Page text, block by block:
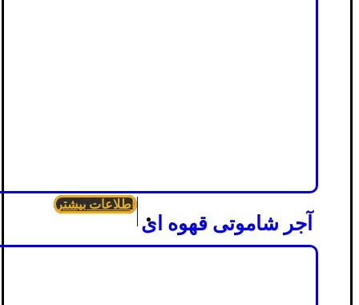
آجر شاموتی قهوه ای
اطلاعات بیشتر